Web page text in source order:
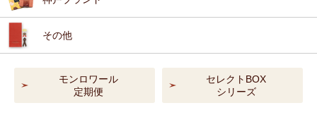
その他
モンロワール
定期便
セレクトBOX
シリーズ